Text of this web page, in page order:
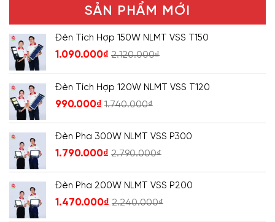
SẢN PHẨM MỚI
Đèn Tích Hợp 150W NLMT VSS T150
1.090.000₫ 2.120.000₫
Đèn Tích Hợp 120W NLMT VSS T120
990.000₫ 1.740.000₫
Đèn Pha 300W NLMT VSS P300
1.790.000₫ 2.790.000₫
Đèn Pha 200W NLMT VSS P200
1.470.000₫ 2.240.000₫